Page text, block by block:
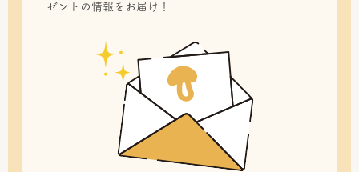
ゼントの情報をお届け！